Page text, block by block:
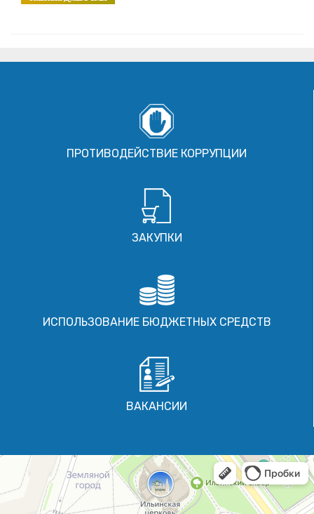
ПРОТИВОДЕЙСТВИЕ КОРРУПЦИИ
ЗАКУПКИ
ИСПОЛЬЗОВАНИЕ БЮДЖЕТНЫХ СРЕДСТВ
ВАКАНСИИ